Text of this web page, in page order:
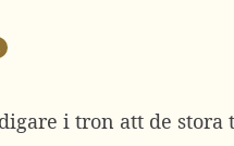
i tron att de